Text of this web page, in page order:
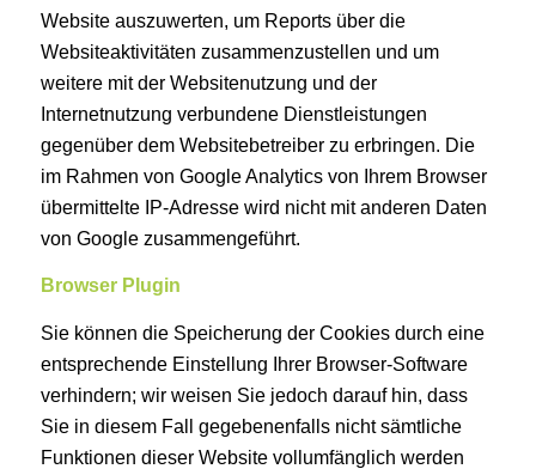
Website auszuwerten, um Reports über die
Websiteaktivitäten zusammenzustellen und um
weitere mit der Websitenutzung und der
Internetnutzung verbundene Dienstleistungen
gegenüber dem Websitebetreiber zu erbringen. Die
im Rahmen von Google Analytics von Ihrem Browser
übermittelte IP-Adresse wird nicht mit anderen Daten
von Google zusammengeführt.
Browser Plugin
Sie können die Speicherung der Cookies durch eine
entsprechende Einstellung Ihrer Browser-Software
verhindern; wir weisen Sie jedoch darauf hin, dass
Sie in diesem Fall gegebenenfalls nicht sämtliche
Funktionen dieser Website vollumfänglich werden